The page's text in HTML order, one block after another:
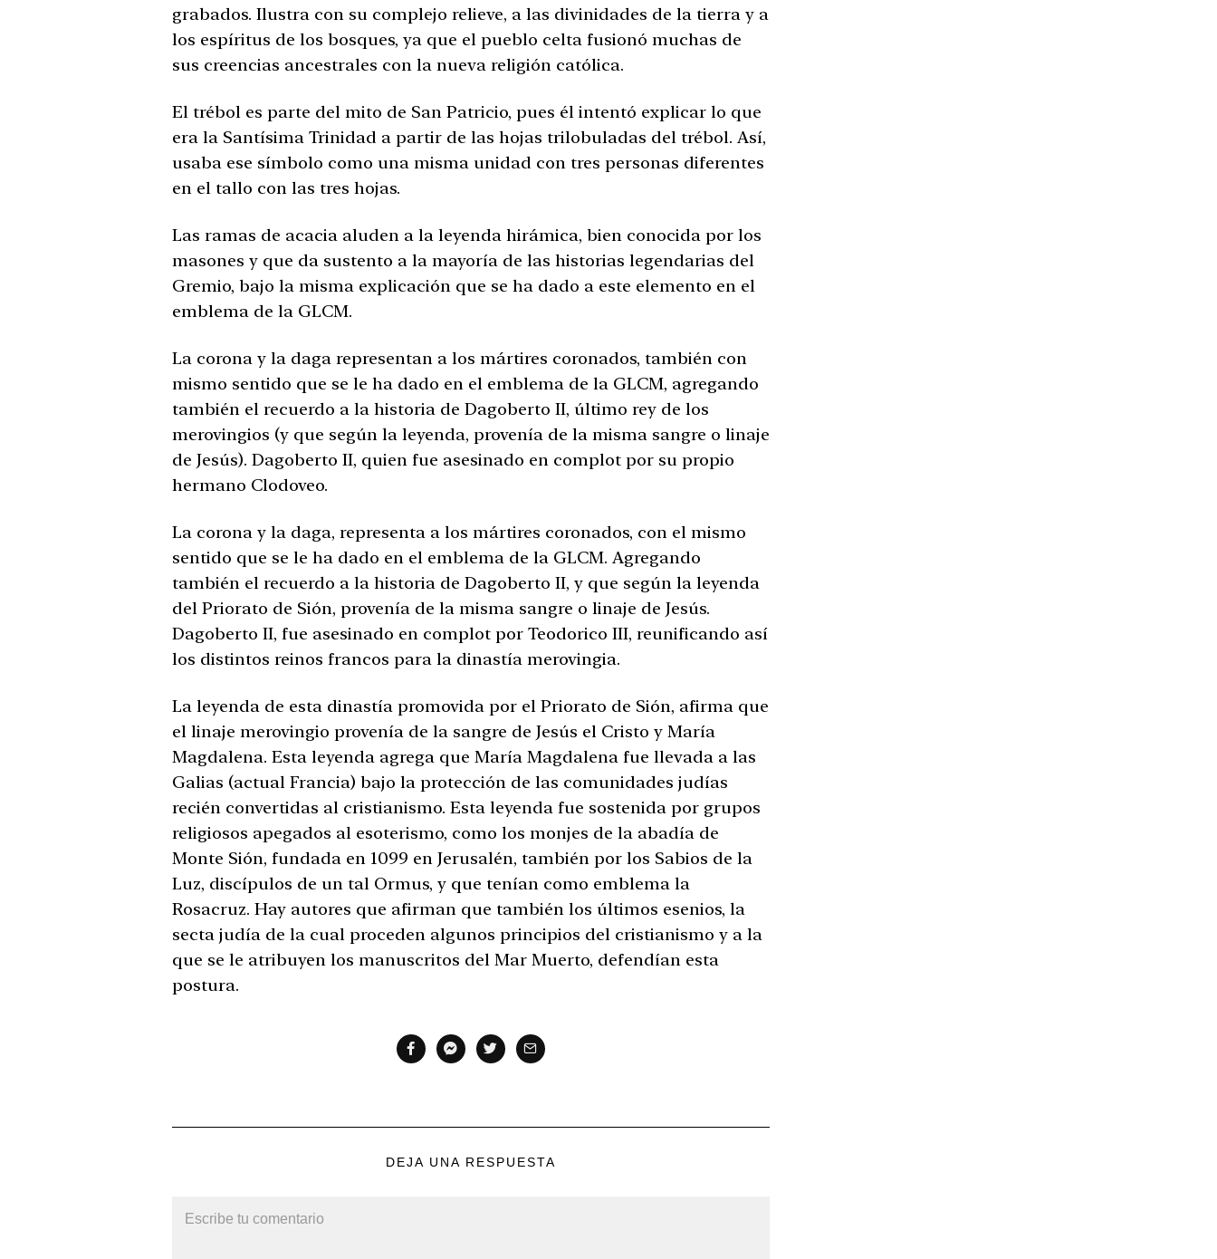
grabados. Ilustra con su complejo relieve, a las divinidades de la tierra y a
los espíritus de los bosques, ya que el pueblo celta fusionó muchas de
sus creencias ancestrales con la nueva religión católica.
El trébol es parte del mito de San Patricio, pues él intentó explicar lo que
era la Santísima Trinidad a partir de las hojas trilobuladas del trébol. Así,
usaba ese símbolo como una misma unidad con tres personas diferentes
en el tallo con las tres hojas.
Las ramas de acacia aluden a la leyenda hirámica, bien conocida por los
masones y que da sustento a la mayoría de las historias legendarias del
Gremio, bajo la misma explicación que se ha dado a este elemento en el
emblema de la GLCM.
La corona y la daga representan a los mártires coronados, también con
mismo sentido que se le ha dado en el emblema de la GLCM, agregando
también el recuerdo a la historia de Dagoberto II, último rey de los
merovingios (y que según la leyenda, provenía de la misma sangre o linaje
de Jesús). Dagoberto II, quien fue asesinado en complot por su propio
hermano Clodoveo.
La corona y la daga, representa a los mártires coronados, con el mismo
sentido que se le ha dado en el emblema de la GLCM. Agregando
también el recuerdo a la historia de Dagoberto II, y que según la leyenda
del Priorato de Sión, provenía de la misma sangre o linaje de Jesús.
Dagoberto II, fue asesinado en complot por Teodorico III, reunificando así
los distintos reinos francos para la dinastía merovingia.
La leyenda de esta dinastía promovida por el Priorato de Sión, afirma que
el linaje merovingio provenía de la sangre de Jesús el Cristo y María
Magdalena. Esta leyenda agrega que María Magdalena fue llevada a las
Galias (actual Francia) bajo la protección de las comunidades judías
recién convertidas al cristianismo. Esta leyenda fue sostenida por grupos
religiosos apegados al esoterismo, como los monjes de la abadía de
Monte Sión, fundada en 1099 en Jerusalén, también por los Sabios de la
Luz, discípulos de un tal Ormus, y que tenían como emblema la
Rosacruz. Hay autores que afirman que también los últimos esenios, la
secta judía de la cual proceden algunos principios del cristianismo y a la
que se le atribuyen los manuscritos del Mar Muerto, defendían esta
postura.
DEJA UNA RESPUESTA